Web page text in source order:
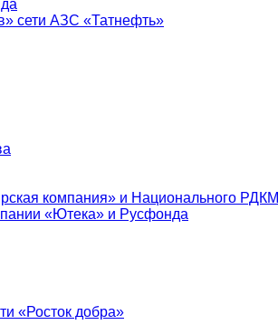
сети АЗС «Татнефть»
компания» и Национального РДКМ
«Ютека» и Русфонда
«Росток добра»